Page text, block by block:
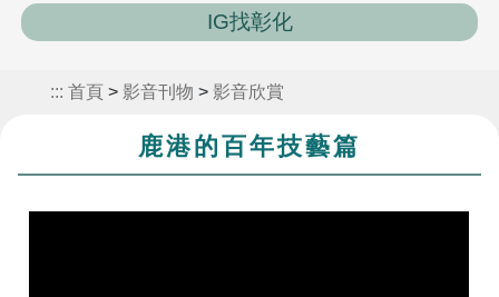
IG找彰化
::: 首頁> 影音刊物 > 影音欣賞
鹿港的百年技藝篇